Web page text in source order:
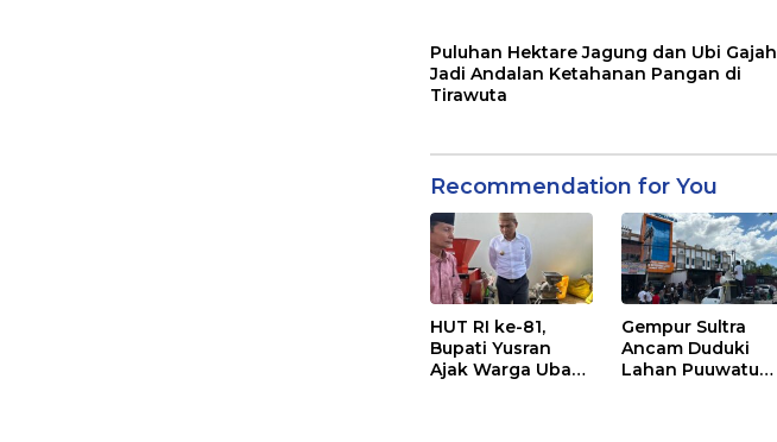
Puluhan Hektare Jagung dan Ubi Gajah
Jadi Andalan Ketahanan Pangan di
Tirawuta
Recommendation for You
HUT RI ke-81,
Bupati Yusran
Ajak Warga Ubah
Gempur Sultra
Ancam Duduki
Lahan Puuwatu